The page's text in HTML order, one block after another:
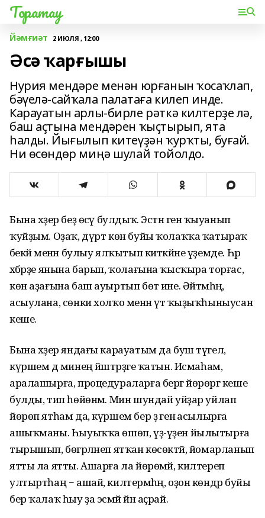
Торатау
Йәмғиәт 2 ИЮЛЯ , 12:00
Әсә ҡарғышы
Нурия мендәре менән юрғанын ҡосаҡлап,
бәүелә-сайҡала палатаға килеп инде.
Карауатын арлы-бирле рәткә килтерҙе лә,
баш аҫтына мендәрен ҡыҫтырып, ята
һалды. Йығылып китеүҙән ҡурҡты, буғай.
Ни өсөндөр миңә шулай тойолдо.
Бына хәҙер беҙ өсәү булдыҡ. Эстән генә ҡыуанып
ҡуйҙым. Оҙаҡ, дүрт көн буйы ҡолаҡҡа ҡатыраҡ
әбекәй менән булыу ялҡытып киткәйне үҙемде. Һәр
хәбәрҙе янына барып, ҡолағына ҡысҡыра торғас,
көн аҙағына баш ауыртып бөтә ине. Әйтмәһәң,
асыулана, сөнки холҡо менән үтә ҡыҙыҡһыныусан
кеше.
Бына хәҙер яндағы карауатым да буш түгел,
күршем дә минең йәштәрҙәге ҡатын. Исмаһам,
аралашырға, процедураларға бергә йөрөргә кеше
булды, тип һөйөнәм. Мин шундай уйҙар уйлап
йөрөп ятһам да, күршем бер ҙә генә асылырға
ашыҡманы. Һыуыҡҡа өшөп, үҙ-үҙен йылытырға
тырышып, бөгәрләнеп ятҡан көсөктәй, йомарланып
ятты ла ятты. Ашарға ла йөрөмәй, килтереп
ултыртһаң − ашай, килтермәһәң, оҙон көндәр буйы
бер ҡалаҡ һыу ҙа эсмәй йән аҫрай.